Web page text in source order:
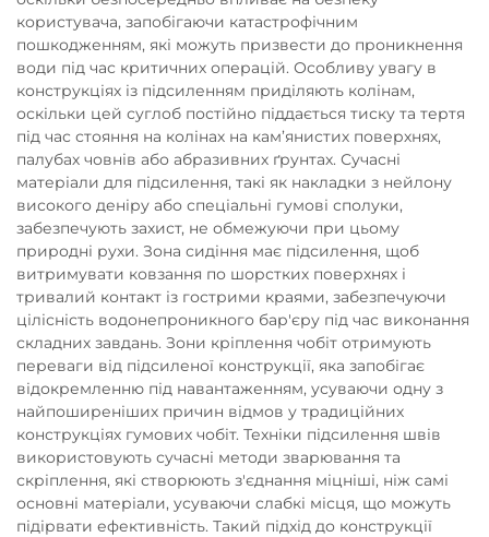
користувача, запобігаючи катастрофічним
пошкодженням, які можуть призвести до проникнення
води під час критичних операцій. Особливу увагу в
конструкціях із підсиленням приділяють колінам,
оскільки цей суглоб постійно піддається тиску та тертя
під час стояння на колінах на кам’янистих поверхнях,
палубах човнів або абразивних ґрунтах. Сучасні
матеріали для підсилення, такі як накладки з нейлону
високого деніру або спеціальні гумові сполуки,
забезпечують захист, не обмежуючи при цьому
природні рухи. Зона сидіння має підсилення, щоб
витримувати ковзання по шорстких поверхнях і
тривалий контакт із гострими краями, забезпечуючи
цілісність водонепроникного бар'єру під час виконання
складних завдань. Зони кріплення чобіт отримують
переваги від підсиленої конструкції, яка запобігає
відокремленню під навантаженням, усуваючи одну з
найпоширеніших причин відмов у традиційних
конструкціях гумових чобіт. Техніки підсилення швів
використовують сучасні методи зварювання та
скріплення, які створюють з'єднання міцніші, ніж самі
основні матеріали, усуваючи слабкі місця, що можуть
підірвати ефективність. Такий підхід до конструкції